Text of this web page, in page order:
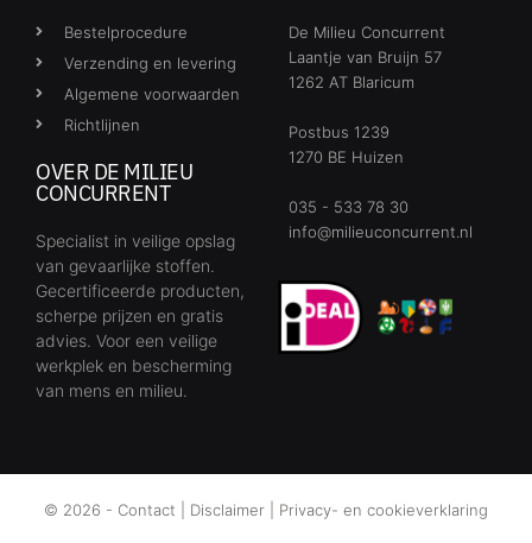
Bestelprocedure
Verzending en levering
Algemene voorwaarden
Richtlijnen
OVER DE MILIEU
CONCURRENT
Specialist in veilige opslag
van gevaarlijke stoffen.
Gecertificeerde producten,
scherpe prijzen en gratis
advies. Voor een veilige
werkplek en bescherming
van mens en milieu.
De Milieu Concurrent
Laantje van Bruijn 57
1262 AT Blaricum
Postbus 1239
1270 BE Huizen
035 - 533 78 30
info@milieuconcurrent.nl
© 2026 - Contact Disclaimer Privacy- en cookieverklaring